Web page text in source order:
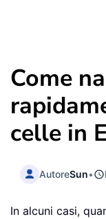
Come
celle in
AutoreSun•
In alcuni casi,